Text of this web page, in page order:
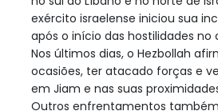
exército israelense iniciou sua
após o início das hostilidades
Nos últimos dias, o Hezbollah
ocasiões, ter atacado forças e
em Jiam e nas suas
Outros enfrentamentos